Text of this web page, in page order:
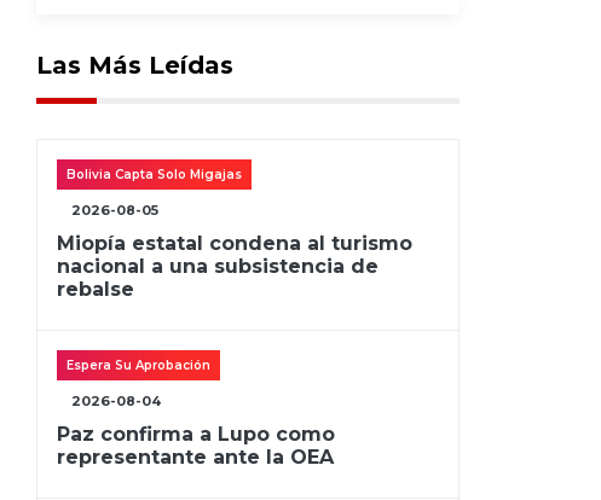
Las Más Leídas
Bolivia Capta Solo Migajas
2026-08-05
Miopía estatal condena al turismo
nacional a una subsistencia de
rebalse
Espera Su Aprobación
2026-08-04
Paz confirma a Lupo como
representante ante la OEA